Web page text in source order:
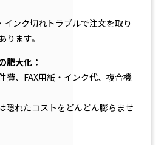
インク切れトラブルで注文を取り
ります。
肥大化：
費、FAX用紙・インク代、複合機
隠れたコストをどんどん膨らませ